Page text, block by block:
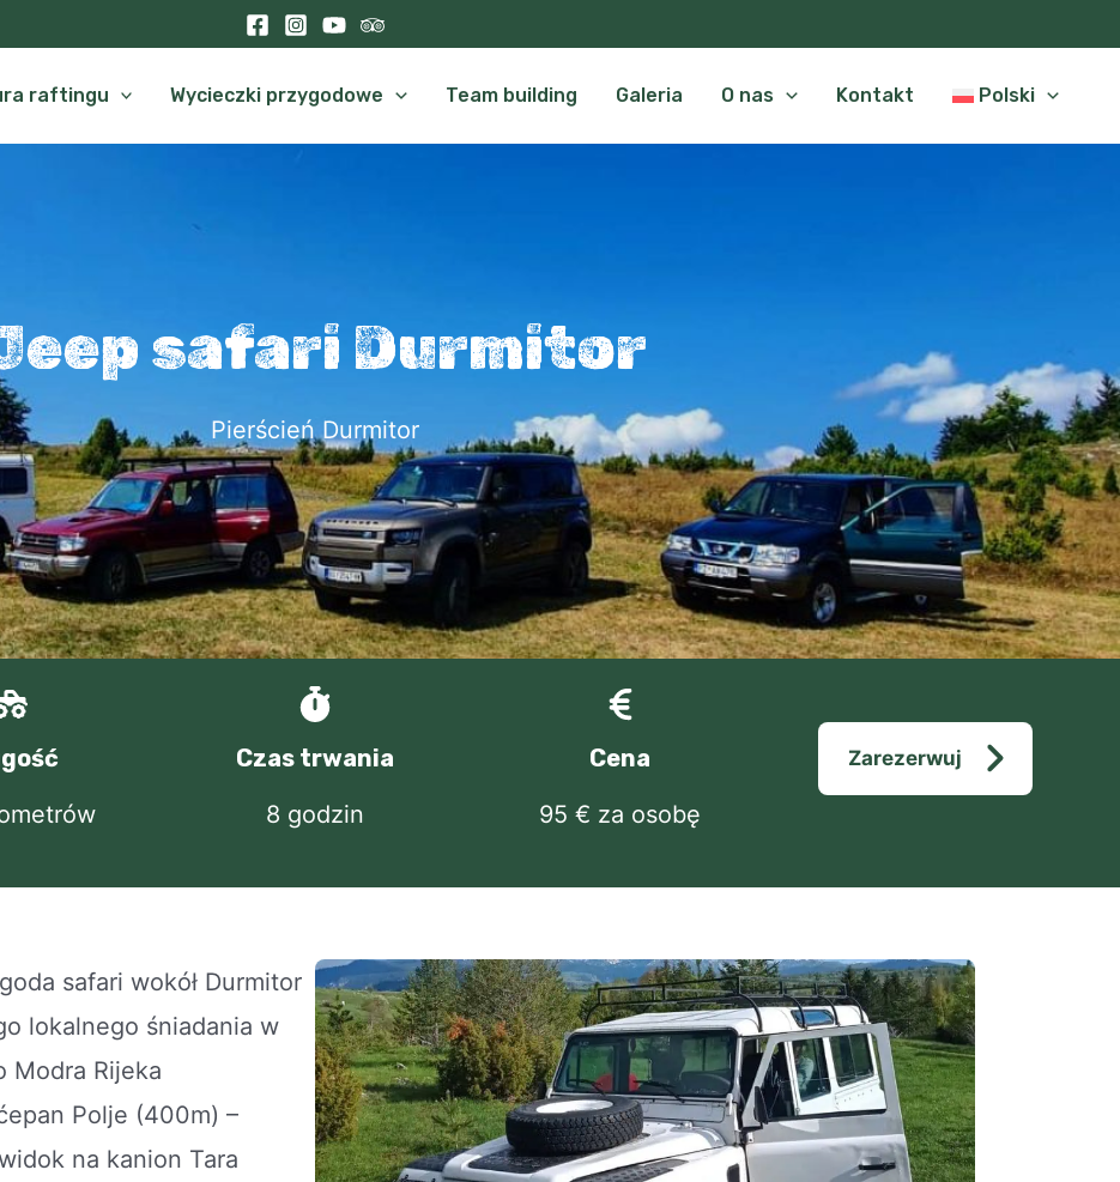
raftingu Wycieczki przygodowe Team building Galeria O nas Kontakt Polski
safari Durmitor
Pierścień Durmitor
Czas trwania
8 godzin
Cena
95 € za osobę
Zarezerwuj
safari wokół Durmitor
lokalnego śniadania w
Modra Rijeka
Polje (400m) –
na kanion Tara